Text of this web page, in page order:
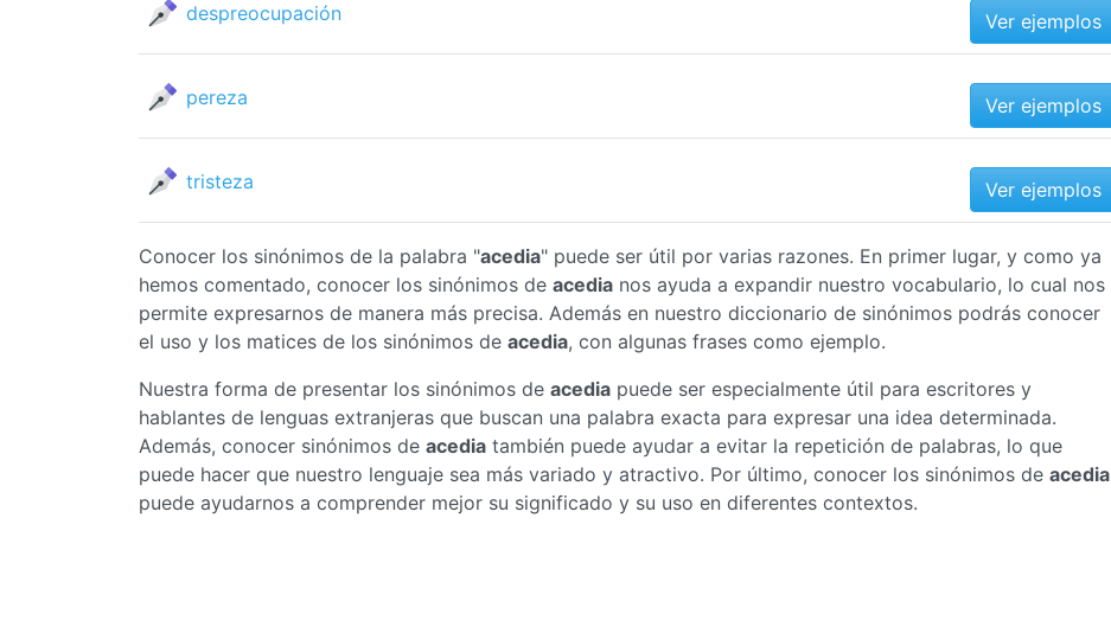
despreocupación Ver ejemplos
pereza Ver ejemplos
tristeza Ver ejemplos
Conocer los sinónimos de la palabra "acedia" puede ser útil por varias razones. En primer lugar, y como ya
hemos comentado, conocer los sinónimos de acedia nos ayuda a expandir nuestro vocabulario, lo cual nos
permite expresarnos de manera más precisa. Además en nuestro diccionario de sinónimos podrás conocer
el uso y los matices de los sinónimos de acedia, con algunas frases como ejemplo.
Nuestra forma de presentar los sinónimos de acedia puede ser especialmente útil para escritores y
hablantes de lenguas extranjeras que buscan una palabra exacta para expresar una idea determinada.
Además, conocer sinónimos de acedia también puede ayudar a evitar la repetición de palabras, lo que
puede hacer que nuestro lenguaje sea más variado y atractivo. Por último, conocer los sinónimos de acedia
puede ayudarnos a comprender mejor su significado y su uso en diferentes contextos.